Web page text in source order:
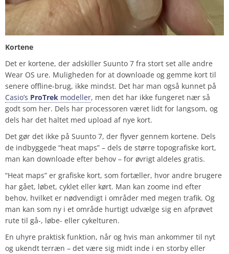
Kortene
Det er kortene, der adskiller Suunto 7 fra stort set alle andre
Wear OS ure. Muligheden for at downloade og gemme kort til
senere offline-brug, ikke mindst. Det har man også kunnet på
Casio’s ProTrek modeller, men det har ikke fungeret nær så
godt som her. Dels har processoren været lidt for langsom, og
dels har det haltet med upload af nye kort.
Det gør det ikke på Suunto 7, der flyver gennem kortene. Dels
de indbyggede “heat maps” – dels de større topografiske kort,
man kan downloade efter behov – for øvrigt aldeles gratis.
“Heat maps” er grafiske kort, som fortæller, hvor andre brugere
har gået, løbet, cyklet eller kørt. Man kan zoome ind efter
behov, hvilket er nødvendigt i områder med megen trafik. Og
man kan som ny i et område hurtigt udvælge sig en afprøvet
rute til gå-, løbe- eller cykelturen.
En uhyre praktisk funktion, når og hvis man ankommer til nyt
og ukendt terræn – det være sig midt inde i en storby eller